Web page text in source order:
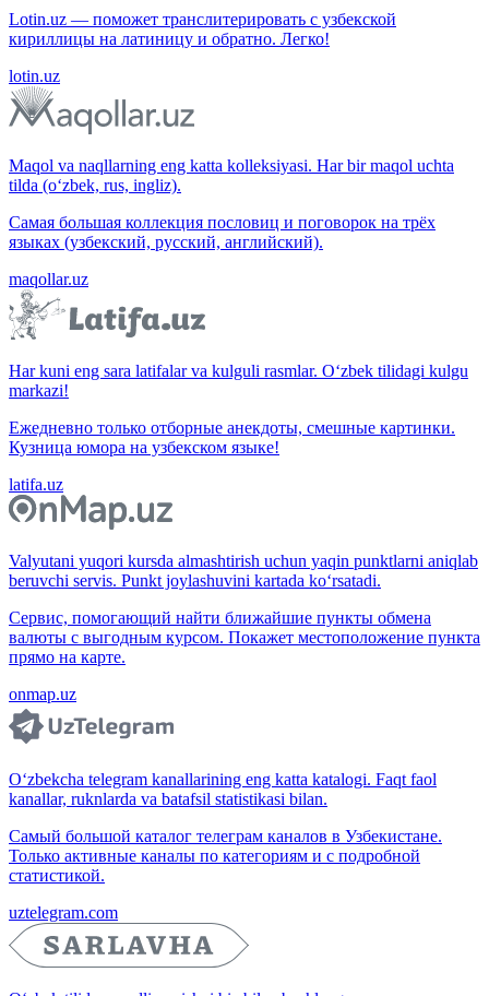
Lotin.uz — поможет транслитерировать с узбекской
кириллицы на латиницу и обратно. Легко!
lotin.uz
Maqol va naqllarning eng katta kolleksiyasi. Har bir maqol uchta
tilda (o‘zbek, rus, ingliz).
Самая большая коллекция пословиц и поговорок на трёх
языках (узбекский, русский, английский).
maqollar.uz
Har kuni eng sara latifalar va kulguli rasmlar. O‘zbek tilidagi kulgu
markazi!
Ежедневно только отборные анекдоты, смешные картинки.
Кузница юмора на узбекском языке!
latifa.uz
Valyutani yuqori kursda almashtirish uchun yaqin punktlarni aniqlab
beruvchi servis. Punkt joylashuvini kartada ko‘rsatadi.
Сервис, помогающий найти ближайшие пункты обмена
валюты с выгодным курсом. Покажет местоположение пункта
прямо на карте.
onmap.uz
O‘zbekcha telegram kanallarining eng katta katalogi. Faqt faol
kanallar, ruknlarda va batafsil statistikasi bilan.
Самый большой каталог телеграм каналов в Узбекистане.
Только активные каналы по категориям и с подробной
статистикой.
uztelegram.com